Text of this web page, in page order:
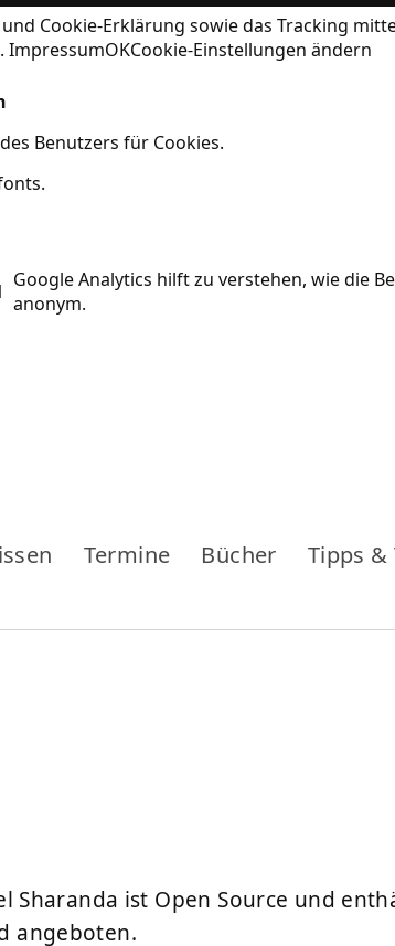
Cookie-Erklärung sowie das Tracking
ImpressumOKCookie-Einstellungen ändern
Benutzers für Cookies.
Google Analytics hilft zu verstehen, wie die
anonym.
Termine Bücher Tipps &
Sharanda ist Open Source und
angeboten.